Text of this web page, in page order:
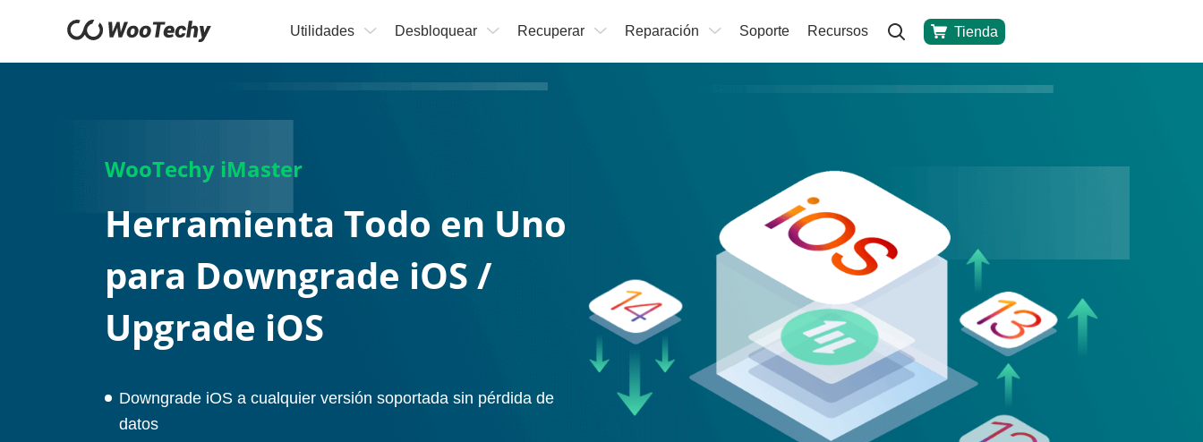
Utilidades Desbloquear Recuperar Reparación Soporte Recursos Tienda
WooTechy iMaster
Herramienta Todo en Uno
para Downgrade iOS /
Upgrade iOS
Downgrade iOS a cualquier versión soportada sin pérdida de
datos